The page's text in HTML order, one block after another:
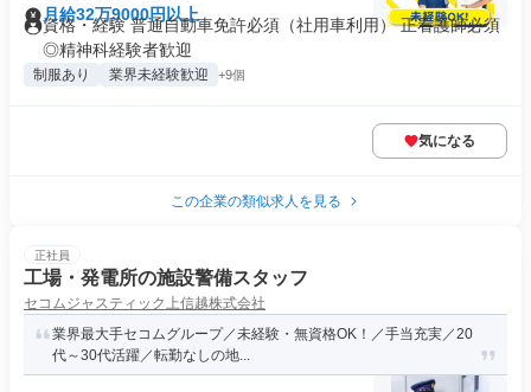
月給32万9000円以上
資格・経験 普通自動車免許必須（社用車利用） 正看護師必須
◎精神科経験者歓迎
制服あり 業界未経験歓迎 +9個
気になる
この企業の類似求人を見る
正社員
工場・発電所の施設警備スタッフ
セコムジャスティック上信越株式会社
業界最大手セコムグループ／未経験・無資格OK！／手当充実／20
代～30代活躍／転勤なしの地...